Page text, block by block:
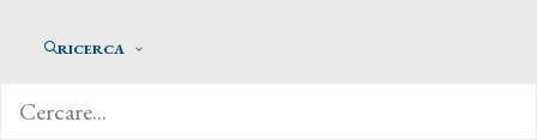
RICERCA
Dal 1870 al 1873 studiò presso l’Accademia di